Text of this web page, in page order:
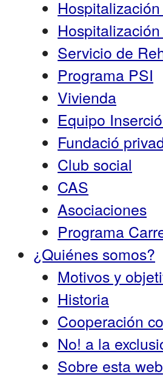
Servicio de
Programa PSI
Vivienda
Equipo
Fundació
Club social
CAS
Asociaciones
Programa
¿Quiénes somos?
Motivos y
Historia
Cooperación
No! a la
Sobre esta web